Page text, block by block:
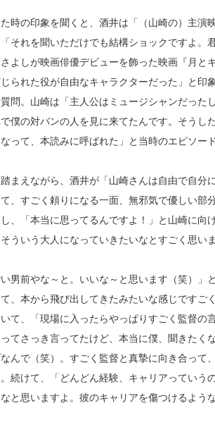
時の印象を聞くと、酒井は「（山崎の）主演
それを聞いただけでも結構ショックですよ。
よしが映画俳優デビューを飾った映画『月と
られた役が自由なキャラクターだった」と印
問。山崎は「主人公はミュージシャンだった
僕の対バンの人を見に来てたんです。そうし
って、本読みに呼ばれた」と当時のエピソー
まえながら、酒井が「山崎さんは自由で自分
、すごく頼りになる一面、無邪気で優しい部
、「本当に思ってるんですよ！」と山崎に向
ういう大人になっていきたいなとすごく思い
男前やな～と。いいな～と思います（笑）」
、本から飛び出してきたみたいな感じですご
て、「現場に入ったらやっぱりすごく監督の
てさっき言ってたけど、本当に僕、聞きたく
んで（笑）。すごく監督と真摯に向き合って
続けて、「どんどん経験、キャリアっていう
と思いますよ。彼のキャリアを傷つけるよう